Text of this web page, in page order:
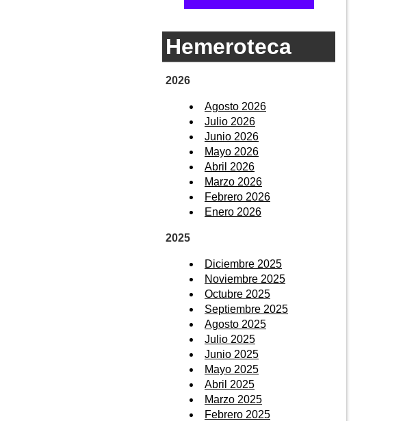
Hemeroteca
2026
Agosto 2026
Julio 2026
Junio 2026
Mayo 2026
Abril 2026
Marzo 2026
Febrero 2026
Enero 2026
2025
Diciembre 2025
Noviembre 2025
Octubre 2025
Septiembre 2025
Agosto 2025
Julio 2025
Junio 2025
Mayo 2025
Abril 2025
Marzo 2025
Febrero 2025